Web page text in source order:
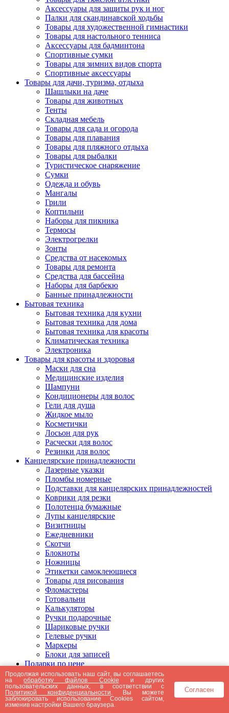
Аксессуары для защиты рук и ног
Палки для скандинавской ходьбы
Товары для художественной гимнастики
Товары для настольного тенниса
Аксессуары для бадминтона
Спортивные сумки
Товары для зимних видов спорта
Спортивные аксессуары
Товары для дачи, туризма, отдыха
Шашлыки на даче
Товары для животных
Тенты
Складная мебель
Товары для сада и огорода
Товары для плавания
Товары для пляжного отдыха
Товары для рыбалки
Туристическое снаряжение
Сумки
Одежда и обувь
Мангалы
Грили
Коптильни
Наборы для пикника
Термосы
Электрогрелки
Зонты
Средства от насекомых
Товары для ремонта
Средства для бассейна
Наборы для барбекю
Банные принадлежности
Бытовая техника
Бытовая техника для кухни
Бытовая техника для дома
Бытовая техника для красоты
Климатическая техника
Электроника
Товары для красоты и здоровья
Маски для сна
Медицинские изделия
Шампуни
Кондиционеры для волос
Гели для душа
Жидкое мыло
Косметички
Лосьон для рук
Расчески для волос
Резинки для волос
Канцелярские принадлежности
Лазерные указки
Пломбы номерные
Подставки для канцелярских принадлежностей
Коврики для резки
Полотенца бумажные
Лупы канцелярские
Визитницы
Ежедневники
Скотчи
Блокноты
Ножницы
Этикетки самоклеющиеся
Товары для рисования
Фломастеры
Готовальни
Калькуляторы
Ручки подарочные
Шариковые ручки
Гелевые ручки
Маркеры
Блоки для записей
Подарки по цене
Подарки от 5000 рублей
Подарки до 5000 рублей
Подарки до 3000 рублей
Подарки до 2000 рублей
Подарки до 1000 рублей
Продолжая использовать наш сайт, вы соглашаетесь
наобработку файлов Cookie и других
пользовательских данных, в соответствии с
Политикой конфиденциальности . Вы можете
заблокировать использование Cookies сайтом,
изменив настройки Вашего браузера.
Согласен